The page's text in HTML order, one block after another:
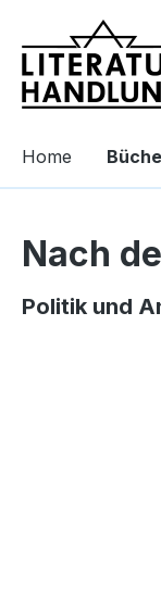
Zur
Home
Nach
Politik und